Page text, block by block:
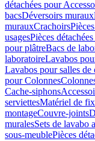
détachées pour
bacsDéversoirs muraux
murauxCrachoirs
usagesPièces
pour plâtreBacs de
laboratoireLavabos
Lavabos pour salles de
pour Colonnes
Cache-siphons
serviettesMatériel de
montageCouvre-joints
muralesSets de lavabo
sous-meublePièces